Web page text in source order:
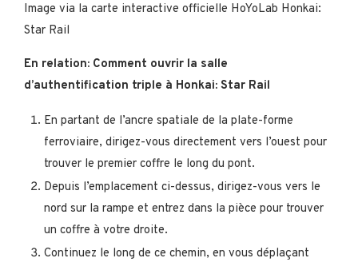
Image via la carte interactive officielle HoYoLab Honkai:
Star Rail
En relation: Comment ouvrir la salle
d’authentification triple à Honkai: Star Rail
En partant de l’ancre spatiale de la plate-forme
ferroviaire, dirigez-vous directement vers l’ouest pour
trouver le premier coffre le long du pont.
Depuis l’emplacement ci-dessus, dirigez-vous vers le
nord sur la rampe et entrez dans la pièce pour trouver
un coffre à votre droite.
Continuez le long de ce chemin, en vous déplaçant